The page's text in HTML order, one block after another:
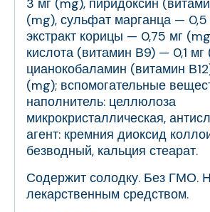
3 мг (mg), пиридоксин
(mg), сульфат марганца —
экстракт корицы — 0,75 мг
кислота (витамин В9) — 0,1 мг
цианокобаламин (витамин
(mg); вспомогательные
наполнитель: целлюлоза
микрокристаллическая,
агент: кремния диоксид
безводный, кальция стеарат.
Содержит солодку. Без ГМО.
лекарственным средством.